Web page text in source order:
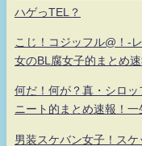
ハゲっTEL？
こじ！コジッフル@！-
女のBL腐女子的まとめ
何だ！何が？真・シ
ニート的まとめ速報！一
男装スケバン女子！スケ